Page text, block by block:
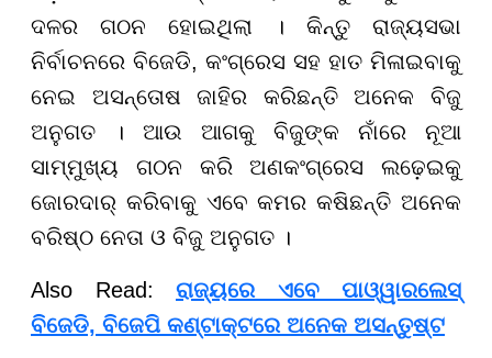
ଦଳର ଗଠନ ହୋଇଥିଲା । କିନ୍ତୁ ରାଜ୍ୟସଭା
ନିର୍ବାଚନରେ ବିଜେଡି, କଂଗ୍ରେସ ସହ ହାତ ମିଳାଇବାକୁ
ନେଇ ଅସନ୍ତୋଷ ଜାହିର କରିଛନ୍ତି ଅନେକ ବିଜୁ
ଅନୁଗତ । ଆଉ ଆଗକୁ ବିଜୁଙ୍କ ନାଁରେ ନୂଆ
ସାମ୍ମୁଖ୍ୟ ଗଠନ କରି ଅଣକଂଗ୍ରେସ ଲଢ଼େଇକୁ
ଜୋରଦାର୍ କରିବାକୁ ଏବେ କମର କଷିଛନ୍ତି ଅନେକ
ବରିଷ୍ଠ ନେତା ଓ ବିଜୁ ଅନୁଗତ ।
Also Read: ରାଜ୍ୟରେ ଏବେ ପାଓ୍ୱାରଲେସ୍
ବିଜେଡି, ବିଜେପି କଣ୍ଟାକ୍ଟରେ ଅନେକ ଅସନ୍ତୁଷ୍ଟ